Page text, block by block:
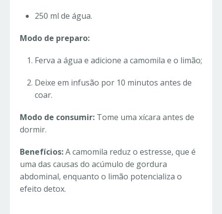
250 ml de água.
Modo de preparo:
Ferva a água e adicione a camomila e o limão;
Deixe em infusão por 10 minutos antes de
coar.
Modo de consumir: Tome uma xícara antes de
dormir.
Benefícios:A camomila reduz o estresse, que é
uma das causas do acúmulo de gordura
abdominal, enquanto o limão potencializa o
efeito detox.